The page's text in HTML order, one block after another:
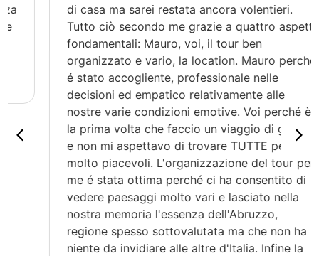
di casa ma sarei restata ancora volentieri.
Tutto ciò secondo me grazie a quattro aspetti
fondamentali: Mauro, voi, il tour ben
organizzato e vario, la location. Mauro perché
é stato accogliente, professionale nelle
decisioni ed empatico relativamente alle
nostre varie condizioni emotive. Voi perché è
la prima volta che faccio un viaggio di gruppo
e non mi aspettavo di trovare TUTTE persone
molto piacevoli. L'organizzazione del tour per
me é stata ottima perché ci ha consentito di
vedere paesaggi molto vari e lasciato nella
nostra memoria l'essenza dell'Abruzzo,
regione spesso sottovalutata ma che non ha
niente da invidiare alle altre d'Italia. Infine la